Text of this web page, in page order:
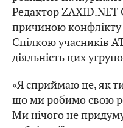
Редактор
причиною конфлікту
Спілкою учасників
діяльність цих
«Я сприймаю це, як
що ми робимо свою
Ми нічого не